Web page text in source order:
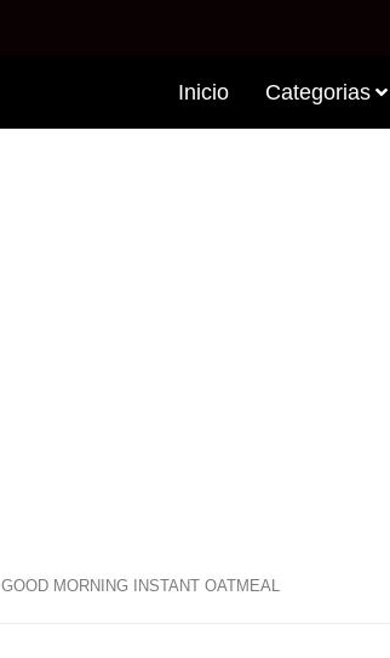
Inicio Categorias
GOOD MORNING INSTANT OATMEAL